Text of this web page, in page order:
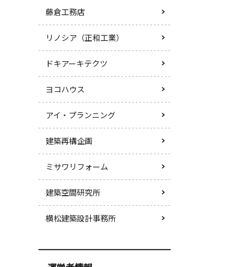
藤倉工務店
リノシア（正和工業）
ドキアーキテクツ
ヨコハウス
アイ・プランニング
建築再構企画
ミサワリフォーム
建築空間研究所
横松建築設計事務所